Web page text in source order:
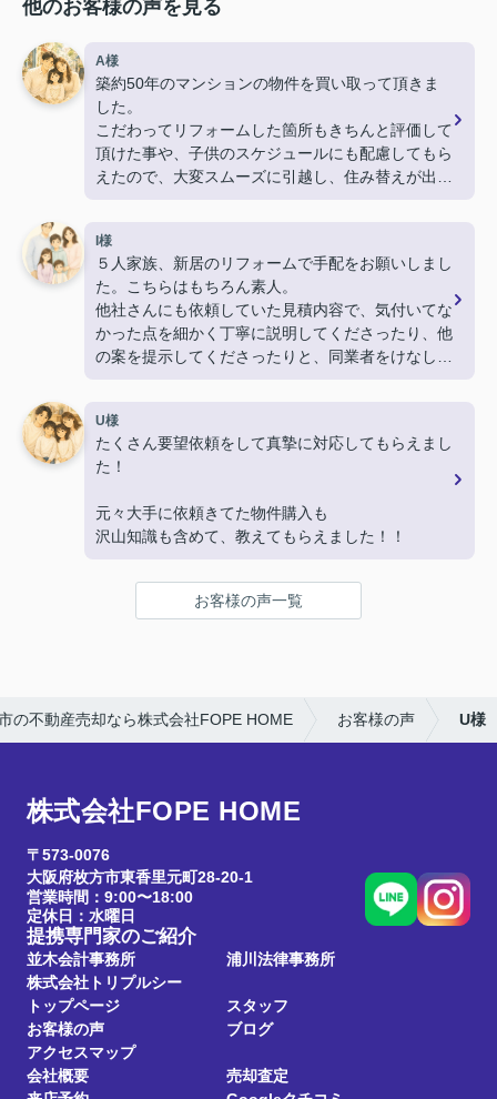
他のお客様の声を見る
A様
築約50年のマンションの物件を買い取って頂きま
した。
こだわってリフォームした箇所もきちんと評価して
頂けた事や、子供のスケジュールにも配慮してもら
えたので、大変スムーズに引越し、住み替えが出来
I様
５人家族、新居のリフォームで手配をお願いしまし
た。こちらはもちろん素人。
他社さんにも依頼していた見積内容で、気付いてな
かった点を細かく丁寧に説明してくださったり、他
の案を提示してくださったりと、同業者をけなした
施工中も要所要所で相談を持ちかけて下さり、満足
度の高い仕上がりになりました。ありがとうござい
U様
たくさん要望依頼をして真摯に対応してもらえまし
た！
元々大手に依頼きてた物件購入も
沢山知識も含めて、教えてもらえました！！
お客様の声一覧
の不動産売却なら株式会社FOPE HOME お客様の声 U様
株式会社FOPE HOME
〒573-0076
大阪府枚方市東香里元町28-20-1
営業時間：9:00〜18:00
定休日：水曜日
提携専門家のご紹介
並木会計事務所
浦川法律事務所
株式会社トリプルシー
トップページ
スタッフ
お客様の声
ブログ
アクセスマップ
会社概要
売却査定